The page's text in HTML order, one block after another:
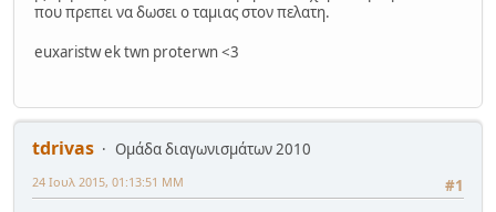
που πρεπει να δωσει ο ταμιας στον πελατη.
euxaristw ek twn proterwn <3
tdrivas
Ομάδα διαγωνισμάτων 2010
#1
24 Ιουλ 2015, 01:13:51 ΜΜ